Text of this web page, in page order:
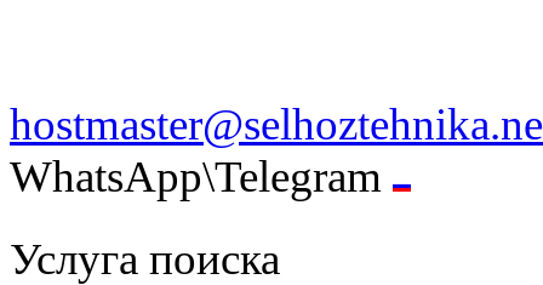
WhatsApp\Telegram
Услуга поиска